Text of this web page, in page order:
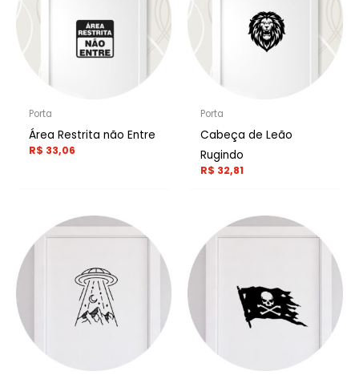
Porta
Área Restrita não Entre
R$ 33,06
Porta
Cabeça de Leão
Rugindo
R$ 32,81